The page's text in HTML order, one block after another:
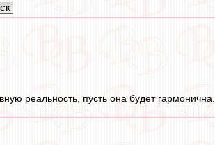
реальность, пусть она будет гармонична.